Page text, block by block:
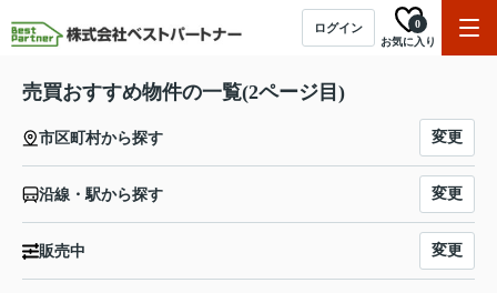
ログイン
お気に入り
0
売買おすすめ物件の一覧(2ページ目)
市区町村から探す 変更
沿線・駅から探す 変更
販売中 変更